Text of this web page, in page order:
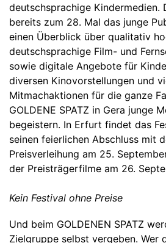
deutschsprachige Kindermedien.
bereits zum 28. Mal das junge
einen Überblick über qualitativ
deutschsprachige Film- und
sowie digitale Angebote für
diversen Kinovorstellungen und
Mitmachaktionen für die ganze
GOLDENE SPATZ in Gera junge
begeistern. In Erfurt findet das
seinen feierlichen Abschluss mit
Preisverleihung am 25.
der Preisträgerfilme am 26.
Kein Festival ohne Preise
Und beim GOLDENEN SPATZ
Zielgruppe selbst vergeben. Wer